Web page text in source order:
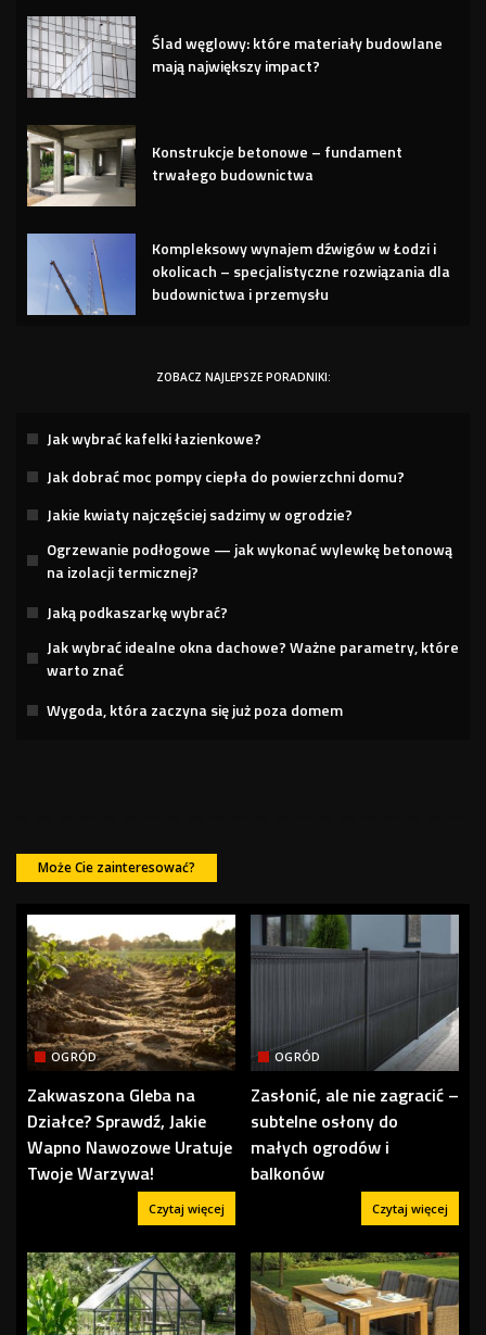
Ślad węglowy: które materiały budowlane
mają największy impact?
Konstrukcje betonowe – fundament
trwałego budownictwa
Kompleksowy wynajem dźwigów w Łodzi i
okolicach – specjalistyczne rozwiązania dla
budownictwa i przemysłu
ZOBACZ NAJLEPSZE PORADNIKI:
Jak wybrać kafelki łazienkowe?
Jak dobrać moc pompy ciepła do powierzchni domu?
Jakie kwiaty najczęściej sadzimy w ogrodzie?
Ogrzewanie podłogowe — jak wykonać wylewkę betonową
na izolacji termicznej?
Jaką podkaszarkę wybrać?
Jak wybrać idealne okna dachowe? Ważne parametry, które
warto znać
Wygoda, która zaczyna się już poza domem
Może Cie zainteresować?
OGRÓD
Zakwaszona Gleba na
Działce? Sprawdź, Jakie
Wapno Nawozowe Uratuje
Twoje Warzywa!
Czytaj więcej
OGRÓD
Zasłonić, ale nie zagracić –
subtelne osłony do
małych ogrodów i
balkonów
Czytaj więcej